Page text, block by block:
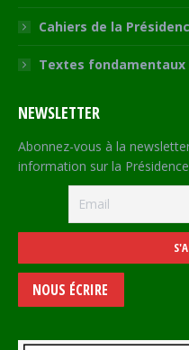
Cahiers de la
Textes fondamentaux
NEWSLETTER
Abonnez-vous à la
information sur la
NOUS ÉCRIRE